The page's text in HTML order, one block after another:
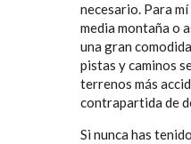
necesario. Para
media montaña o
una gran
pistas y caminos
terrenos más
contrapartida de
Si nunca has